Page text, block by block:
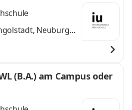
Neuburg
weitere
(B.A.) am Campus oder